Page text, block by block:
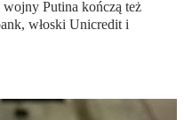
Putina kończą też
włoski Unicredit i